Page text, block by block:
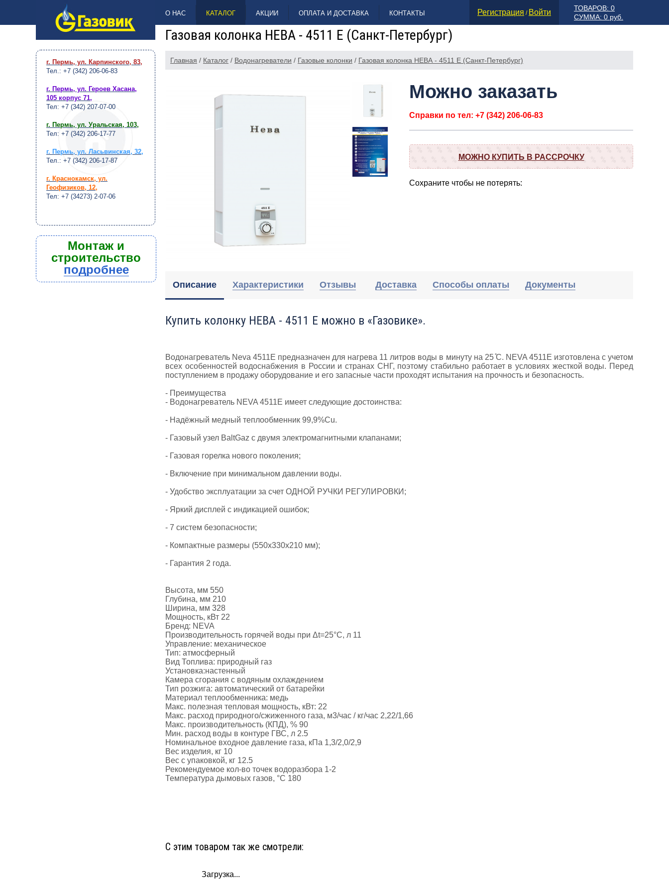
НАВЕРХ
О НАС КАТАЛОГ АКЦИИ ОПЛАТА И ДОСТАВКА КОНТАКТЫ
ТОВАРОВ: 0
СУММА: 0 руб.
Регистрация / Войти
Газовая колонка НЕВА - 4511 Е (Санкт-Петербург)
Главная / Каталог / Водонагреватели / Газовые колонки / Газовая колонка НЕВА - 4511 Е (Санкт-Петербург)
Можно заказать
Справки по тел: +7 (342) 206-06-83
МОЖНО КУПИТЬ В РАССРОЧКУ
Сохраните чтобы не потерять:
Описание Характеристики Отзывы Доставка Способы оплаты Документы
Купить колонку НЕВА - 4511 Е можно в «Газовике».
Водонагреватель Neva 4511E предназначен для нагрева 11 литров воды в минуту на 25 ̊С. NEVA 4511E изготовлена с учетом
всех особенностей водоснабжения в России и странах СНГ, поэтому стабильно работает в условиях жесткой воды. Перед
поступлением в продажу оборудование и его запасные части проходят испытания на прочность и безопасность.
- Преимущества
- Водонагреватель NEVA 4511E имеет следующие достоинства:
- Надёжный медный теплообменник 99,9%Сu.
- Газовый узел BaltGaz с двумя электромагнитными клапанами;
- Газовая горелка нового поколения;
- Включение при минимальном давлении воды.
- Удобство эксплуатации за счет ОДНОЙ РУЧКИ РЕГУЛИРОВКИ;
- Яркий дисплей с индикацией ошибок;
- 7 систем безопасности;
- Компактные размеры (550х330х210 мм);
- Гарантия 2 года.
Высота, мм 550
Глубина, мм 210
Ширина, мм 328
Мощность, кВт 22
Бренд: NEVA
Производительность горячей воды при Δt=25°С, л 11
Управление: механическое
Тип: атмосферный
Вид Топлива: природный газ
Установка:настенный
Камера сгорания с водяным охлаждением
Тип розжига: автоматический от батарейки
Материал теплообменника: медь
Макс. полезная тепловая мощность, кВт: 22
Макс. расход природного/сжиженного газа, м3/час / кг/час 2,22/1,66
Макс. производительность (КПД), % 90
Мин. расход воды в контуре ГВС, л 2.5
Номинальное входное давление газа, кПа 1,3/2,0/2,9
Вес изделия, кг 10
Вес с упаковкой, кг 12.5
Рекомендуемое кол-во точек водоразбора 1-2
Температура дымовых газов, °С 180
С этим товаром так же смотрели:
Загрузка...
г. Пермь, ул. Карпинского, 83,
Тел.: +7 (342) 206-06-83
г. Пермь, ул. Героев Хасана,
105 корпус 71,
Тел: +7 (342) 207-07-00
г. Пермь, ул. Уральская, 103,
Тел: +7 (342) 206-17-77
г. Пермь, ул. Ласьвинская, 32,
Тел.: +7 (342) 206-17-87
г. Краснокамск, ул.
Геофизиков, 12,
Тел: +7 (34273) 2-07-06
Монтаж и
строительство
подробнее